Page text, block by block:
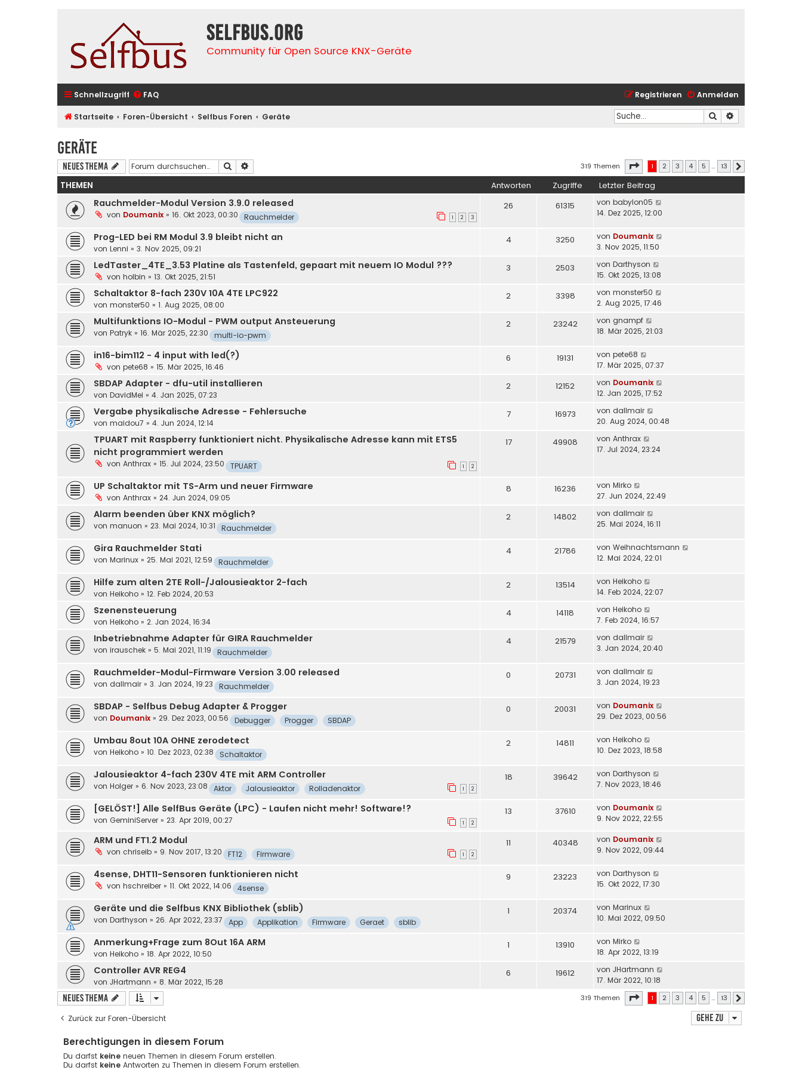
selfbus.org
Community für Open Source KNX-Geräte
Schnellzugriff FAQ Anmelden
Registrieren
Startseite Foren-Übersicht Selfbus Foren Geräte Suche
Geräte
Neues Thema Suche 319 Themen Seite von13
1 2 3 4 5 … 13
THEMEN Antworten Zugriffe Letzter Beitrag
Rauchmelder-Modul Version 3.9.0 released
von Doumanix » 16. Okt 2023, 00:30 1 2 3
Rauchmelder
26 61315 von babylon05
14. Dez 2025, 12:00
Prog-LED bei RM Modul 3.9 bleibt nicht an
von Lenni » 3. Nov 2025, 09:21
4 3250 von Doumanix
3. Nov 2025, 11:50
LedTaster_4TE_3.53 Platine als Tastenfeld, gepaart mit neuem IO Modul ???
von holbin » 13. Okt 2025, 21:51
3 2503 von Darthyson
15. Okt 2025, 13:08
Schaltaktor 8-fach 230V 10A 4TE LPC922
von monster50 » 1. Aug 2025, 08:00
2 3398 von monster50
2. Aug 2025, 17:46
Multifunktions IO-Modul - PWM output Ansteuerung
von Patryk » 16. Mär 2025, 22:30 multi-io-pwm
2 23242 von gnampf
18. Mär 2025, 21:03
in16-bim112 - 4 input with led(?)
von pete68 » 15. Mär 2025, 16:46
6 19131 von pete68
17. Mär 2025, 07:37
SBDAP Adapter - dfu-util installieren
von DavidMei » 4. Jan 2025, 07:23
2 12152 von Doumanix
12. Jan 2025, 17:52
Vergabe physikalische Adresse - Fehlersuche
von maidou7 » 4. Jun 2024, 12:14
7 16973 von dallmair
20. Aug 2024, 00:48
TPUART mit Raspberry funktioniert nicht. Physikalische Adresse kann mit ETS5
nicht programmiert werden
von Anthrax » 15. Jul 2024, 23:50 1 2
TPUART
17 49908 von Anthrax
17. Jul 2024, 23:24
UP Schaltaktor mit TS-Arm und neuer Firmware
von Anthrax » 24. Jun 2024, 09:05
8 16236 von Mirko
27. Jun 2024, 22:49
Alarm beenden über KNX möglich?
von manuon » 23. Mai 2024, 10:31 Rauchmelder
2 14802 von dallmair
25. Mai 2024, 16:11
Gira Rauchmelder Stati
von Marinux » 25. Mai 2021, 12:59 Rauchmelder
4 21786 von Weihnachtsmann
12. Mai 2024, 22:01
Hilfe zum alten 2TE Roll-/Jalousieaktor 2-fach
von Heikoho » 12. Feb 2024, 20:53
2 13514 von Heikoho
14. Feb 2024, 22:07
Szenensteuerung
von Heikoho » 2. Jan 2024, 16:34
4 14118 von Heikoho
7. Feb 2024, 16:57
Inbetriebnahme Adapter für GIRA Rauchmelder
von irauschek » 5. Mai 2021, 11:19 Rauchmelder
4 21579 von dallmair
3. Jan 2024, 20:40
Rauchmelder-Modul-Firmware Version 3.00 released
von dallmair » 3. Jan 2024, 19:23 Rauchmelder
0 20731 von dallmair
3. Jan 2024, 19:23
SBDAP - Selfbus Debug Adapter & Progger
von Doumanix » 29. Dez 2023, 00:56 Debugger Progger SBDAP
0 20031 von Doumanix
29. Dez 2023, 00:56
Umbau 8out 10A OHNE zerodetect
von Heikoho » 10. Dez 2023, 02:38 Schaltaktor
2 14811 von Heikoho
10. Dez 2023, 18:58
Jalousieaktor 4-fach 230V 4TE mit ARM Controller
von Holger » 6. Nov 2023, 23:08 1 2
Aktor Jalousieaktor Rolladenaktor
18 39642 von Darthyson
7. Nov 2023, 18:46
[GELÖST!] Alle SelfBus Geräte (LPC) - Laufen nicht mehr! Software!?
von GeminiServer » 23. Apr 2019, 00:27 1 2
13 37610 von Doumanix
9. Nov 2022, 22:55
ARM und FT1.2 Modul
von chriseib » 9. Nov 2017, 13:20 1 2
FT12 Firmware
11 40348 von Doumanix
9. Nov 2022, 09:44
4sense, DHT11-Sensoren funktionieren nicht
von hschreiber » 11. Okt 2022, 14:06 4sense
9 23223 von Darthyson
15. Okt 2022, 17:30
Geräte und die Selfbus KNX Bibliothek (sblib)
von Darthyson » 26. Apr 2022, 23:37 App Applikation Firmware Geraet sblib
1 20374 von Marinux
10. Mai 2022, 09:50
Anmerkung+Frage zum 8Out 16A ARM
von Heikoho » 18. Apr 2022, 10:50
1 13910 von Mirko
18. Apr 2022, 13:19
Controller AVR REG4
von JHartmann » 8. Mär 2022, 15:28
6 19612 von JHartmann
17. Mär 2022, 10:18
Neues Thema 319 Themen Seite von13
1 2 3 4 5 … 13
Zurück zur Foren-Übersicht Gehe zu
Berechtigungen in diesem Forum
Du darfst keine neuen Themen in diesem Forum erstellen.
Du darfst keine Antworten zu Themen in diesem Forum erstellen.